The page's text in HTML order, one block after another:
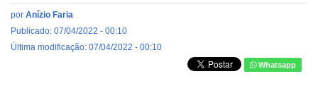
por Anízio Faria
Publicado: 07/04/2022 - 00:10
Última modificação: 07/04/2022 - 00:10
Whatsapp